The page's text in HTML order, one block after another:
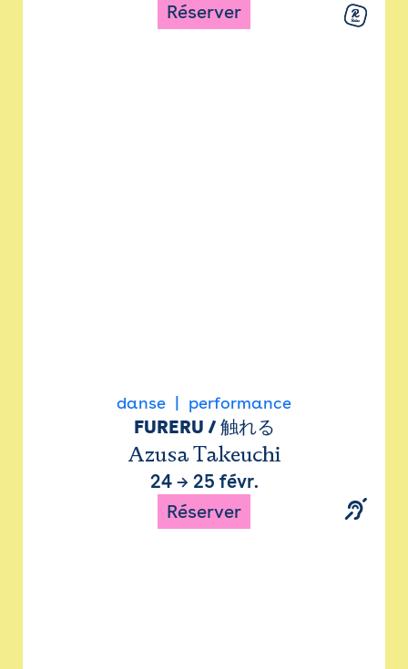
Réserver
danse performance
FURERU / 触れる
Azusa Takeuchi
24→ 25 févr.
Réserver